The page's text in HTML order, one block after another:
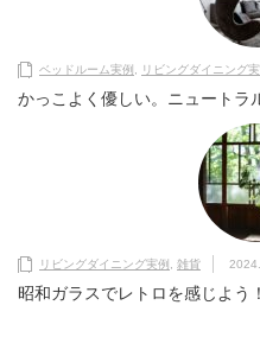
ベッドルーム実例 , リビングダイニング実
かっこよく優しい。ニュートラ
リビングダイニング実例 , 雑貨
昭和ガラスでレトロを感じよう！